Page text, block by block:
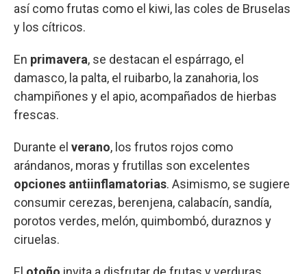
así como frutas como el kiwi, las coles de Bruselas
y los cítricos.
En primavera, se destacan el espárrago, el
damasco, la palta, el ruibarbo, la zanahoria, los
champiñones y el apio, acompañados de hierbas
frescas.
Durante el verano, los frutos rojos como
arándanos, moras y frutillas son excelentes
opciones antiinflamatorias. Asimismo, se sugiere
consumir cerezas, berenjena, calabacín, sandía,
porotos verdes, melón, quimbombó, duraznos y
ciruelas.